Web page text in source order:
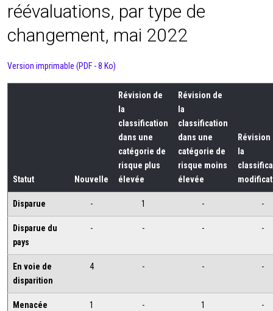
réévaluations, par type de
changement, mai 2022
Version imprimable (PDF - 8 Ko)
Statut Nouvelle
Révision de
la
classification
dans une
catégorie de
risque plus
élevée
Révision de
la
classification
dans une
catégorie de
risque moins
élevée
Révision
la
Disparue - 1 - -
Disparue du
pays
- - - -
En voie de
disparition
4 - - -
Menacée 1 - 1 -